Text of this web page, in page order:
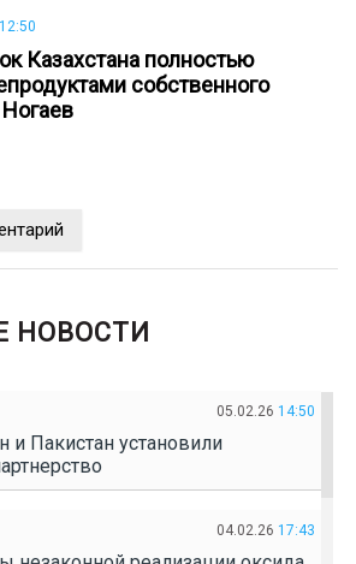
12:50
Казахстана полностью
собственного
НОВОСТИ
05.02.26 14:50
и Пакистан установили
04.02.26 17:43